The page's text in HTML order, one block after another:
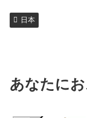
日本
あなたに